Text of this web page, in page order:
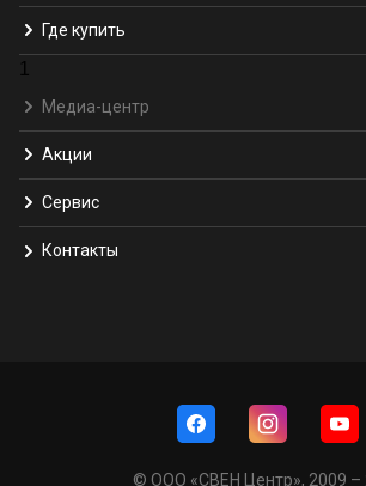
Где купить
1
Медиа-центр
Акции
Сервис
Контакты
© ООО «СВЕН Центр», 2009 –